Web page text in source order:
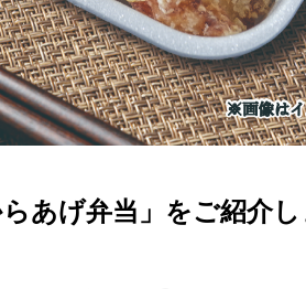
あげ弁当」をご紹介